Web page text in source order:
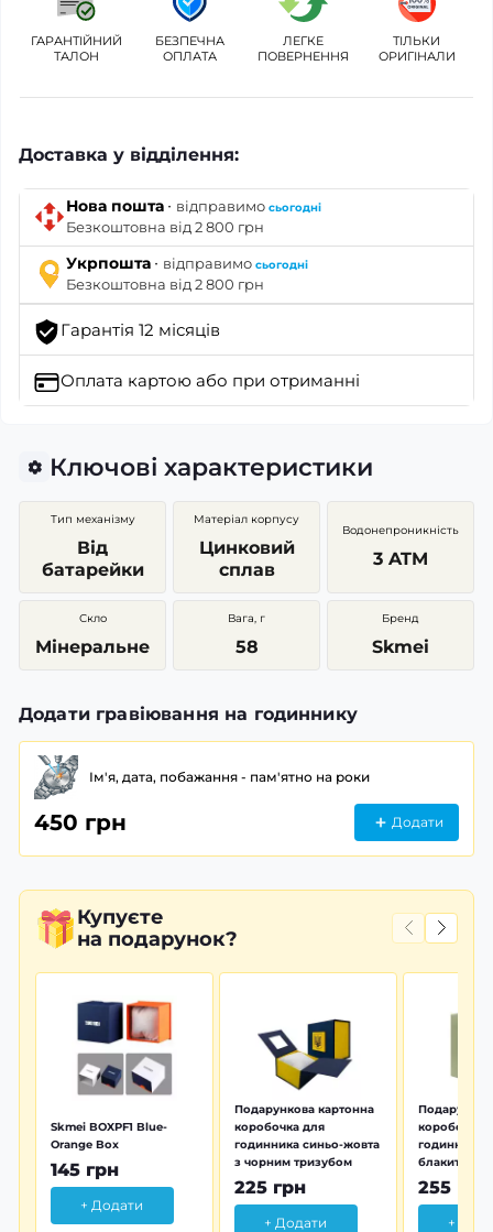
ГАРАНТІЙНИЙ
ТАЛОН
БЕЗПЕЧНА
ОПЛАТА
ЛЕГКЕ
ПОВЕРНЕННЯ
ТІЛЬКИ
ОРИГІНАЛИ
Доставка у відділення:
Нова пошта · відправимо сьогодні
Безкоштовна від 2 800 грн
Укрпошта · відправимо сьогодні
Безкоштовна від 2 800 грн
Гарантія 12 місяців
Оплата картою або при отриманні
Ключові характеристики
Тип механізму
Від
батарейки
Матеріал корпусу
Цинковий
сплав
Водонепроникність
3 ATM
Скло
Мінеральне
Вага, г
58
Бренд
Skmei
Додати гравіювання на годиннику
Ім'я, дата, побажання - пам'ятно на роки
450 грн Додати
Купуєте
на подарунок?
Skmei BOXPF1 Blue-
Orange Box
145 грн
+ Додати
Подарункова картонна
коробочка для
годинника синьо-жовта
з чорним тризубом
225 грн
+ Додати
коробочка
годинника
блакитна
255 грн
+